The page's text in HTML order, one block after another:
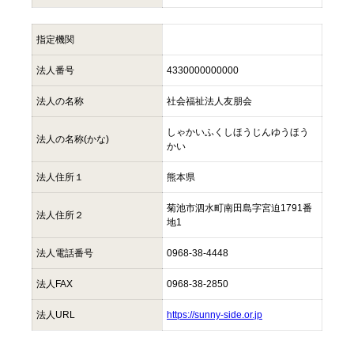
指定機関
法人番号 4330000000000
法人の名称 社会福祉法人友朋会
法人の名称(かな)
しゃかいふくしほうじんゆうほう
かい
法人住所１ 熊本県
法人住所２
菊池市泗水町南田島字宮迫1791番
地1
法人電話番号 0968-38-4448
法人FAX 0968-38-2850
法人URL https://sunny-side.or.jp